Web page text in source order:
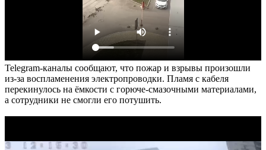
Telegram-каналы сообщают, что пожар и взрывы произошли
из-за воспламенения электропроводки. Пламя с кабеля
перекинулось на ёмкости с горюче-смазочными материалами,
а сотрудники не смогли его потушить.